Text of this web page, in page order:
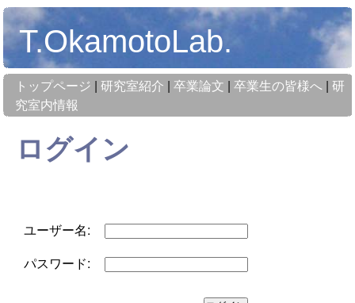
T.OkamotoLab.
トップページ |研究室紹介 |卒業論文 |卒業生の皆様へ |研
究室内情報
ログイン
ユーザー名:
パスワード: